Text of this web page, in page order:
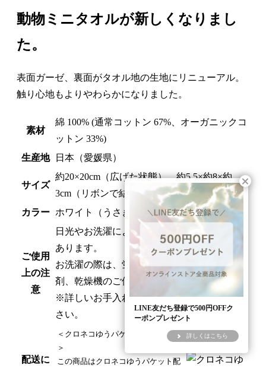
動物ミニタオルが新しくなりまし
た。
表面ガーゼ、裏面がタオル地の生地にリニューアル。
触り心地もよりやわらかになりました。
素材
綿 100% (通常コットン 67%、オーガニックコ
ットン 33%)
生産地
日本（愛媛県）
サイズ
約20×20cm（広げた状態）、約5.5×約8×約
3cm（リボンで結んだ状態）
カラー ホワイト（うさぎ・くま・ひつじ）
ご使用
上の注
意
日光やお洗濯により、色性が変色する場合が
あります。
お洗濯の際は、蛍光剤入り洗剤および、漂白
剤、乾燥機のご使用はお避けください。
※詳しいお手入れ方法は洗濯表示をご覧くだ
さい。
配送に
＜クロネコゆうパケット対象外商品
＞
この商品はクロネコゆうパケット配
LINE友だち登録で500円OFFク
ーポンプレゼント
詳しくはこちら